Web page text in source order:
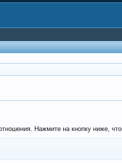
Нажмите на кнопку ниже,